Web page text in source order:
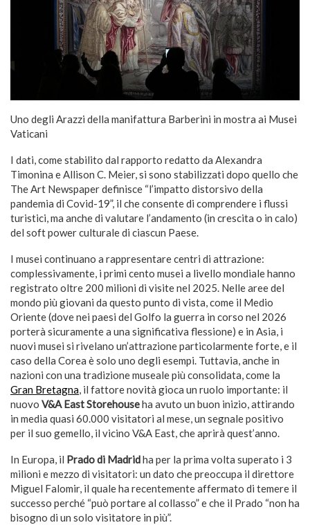
Uno degli Arazzi della manifattura Barberini in mostra ai Musei
Vaticani
I dati, come stabilito dal rapporto redatto da Alexandra
Timonina e Allison C. Meier, si sono stabilizzati dopo quello che
The Art Newspaper definisce “l’impatto distorsivo della
pandemia di Covid-19”, il che consente di comprendere i flussi
turistici, ma anche di valutare l’andamento (in crescita o in calo)
del soft power culturale di ciascun Paese.
I musei continuano a rappresentare centri di attrazione:
complessivamente, i primi cento musei a livello mondiale hanno
registrato oltre 200 milioni di visite nel 2025. Nelle aree del
mondo più giovani da questo punto di vista, come il Medio
Oriente (dove nei paesi del Golfo la guerra in corso nel 2026
porterà sicuramente a una significativa flessione) e in Asia, i
nuovi musei si rivelano un’attrazione particolarmente forte, e il
caso della Corea è solo uno degli esempi. Tuttavia, anche in
nazioni con una tradizione museale più consolidata, come la
Gran Bretagna, il fattore novità gioca un ruolo importante: il
nuovo V&A East Storehouseha avuto un buon inizio, attirando
in media quasi 60.000 visitatori al mese, un segnale positivo
per il suo gemello, il vicino V&A East, che aprirà quest’anno.
In Europa, il Prado di Madridha per la prima volta superato i 3
milioni e mezzo di visitatori: un dato che preoccupa il direttore
Miguel Falomir, il quale ha recentemente affermato di temere il
successo perché “può portare al collasso” e che il Prado “non ha
bisogno di un solo visitatore in più”.